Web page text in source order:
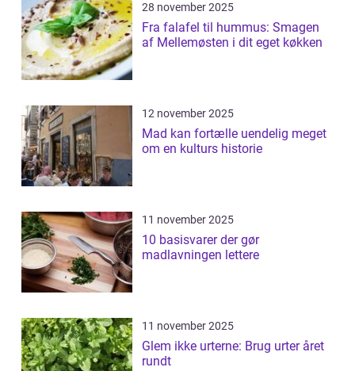
28 november 2025
Fra falafel til hummus: Smagen
af Mellemøsten i dit eget køkken
12 november 2025
Mad kan fortælle uendelig meget
om en kulturs historie
11 november 2025
10 basisvarer der gør
madlavningen lettere
11 november 2025
Glem ikke urterne: Brug urter året
rundt